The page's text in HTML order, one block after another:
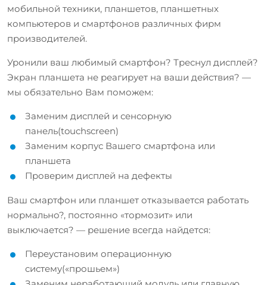
мобильной техники, планшетов, планшетных
компьютеров и смартфонов различных фирм
производителей.
Уронили ваш любимый смартфон? Треснул дисплей?
Экран планшета не реагирует на ваши действия? —
мы обязательно Вам поможем:
Заменим дисплей и сенсорную
панель(touchscreen)
Заменим корпус Вашего смартфона или
планшета
Проверим дисплей на дефекты
Ваш смартфон или планшет отказывается работать
нормально?, постоянно «тормозит» или
выключается? — решение всегда найдется:
Переустановим операционную
систему(«прошьем»)